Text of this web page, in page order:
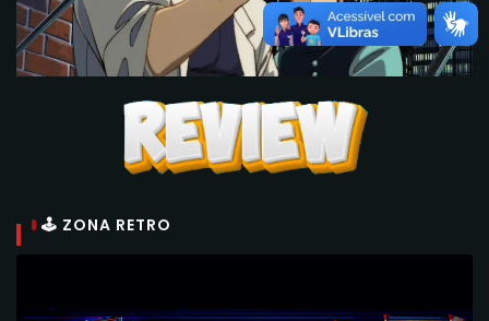
🕹 ZONA RETRO